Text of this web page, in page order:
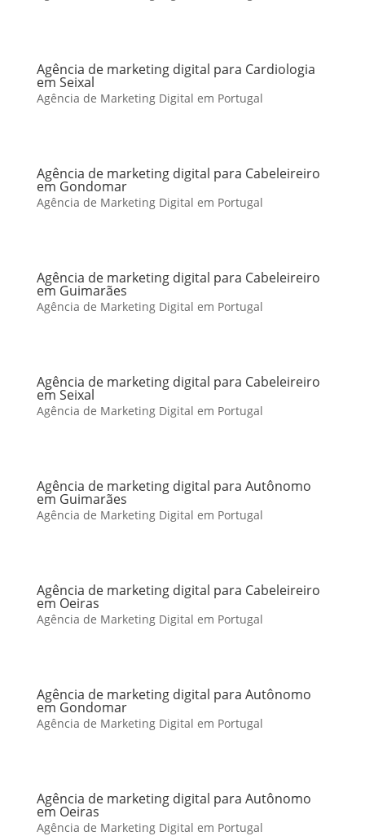
Agência de marketing digital para Cardiologia
em Seixal
Agência de Marketing Digital em Portugal
Agência de marketing digital para Cabeleireiro
em Gondomar
Agência de Marketing Digital em Portugal
Agência de marketing digital para Cabeleireiro
em Guimarães
Agência de Marketing Digital em Portugal
Agência de marketing digital para Cabeleireiro
em Seixal
Agência de Marketing Digital em Portugal
Agência de marketing digital para Autônomo
em Guimarães
Agência de Marketing Digital em Portugal
Agência de marketing digital para Cabeleireiro
em Oeiras
Agência de Marketing Digital em Portugal
Agência de marketing digital para Autônomo
em Gondomar
Agência de Marketing Digital em Portugal
Agência de marketing digital para Autônomo
em Oeiras
Agência de Marketing Digital em Portugal